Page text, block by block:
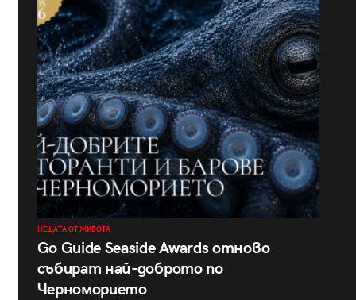
НЕЩАТА ОТ ЖИВОТА
Go Guide Seaside Awards отново
събират най-доброто по
Черноморието